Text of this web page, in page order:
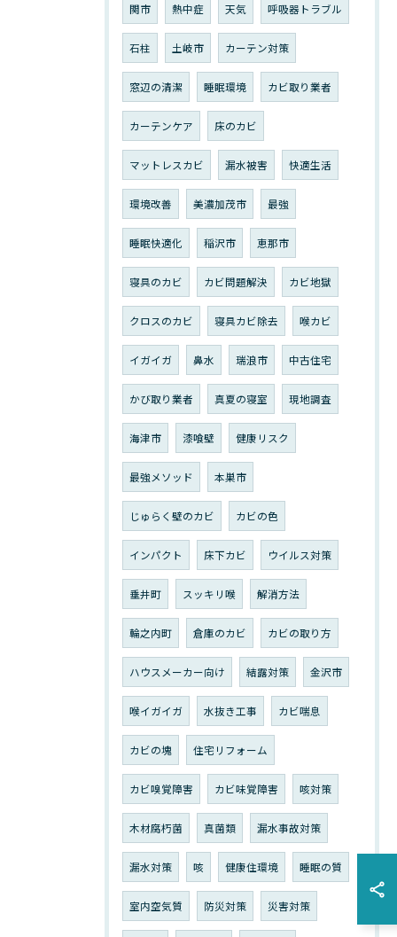
関市 熱中症 天気 呼吸器トラブル
石柱 土岐市 カーテン対策
窓辺の清潔 睡眠環境 カビ取り業者
カーテンケア 床のカビ
マットレスカビ 漏水被害 快適生活
環境改善 美濃加茂市 最強
睡眠快適化 稲沢市 恵那市
寝具のカビ カビ問題解決 カビ地獄
クロスのカビ 寝具カビ除去 喉カビ
イガイガ 鼻水 瑞浪市 中古住宅
かび取り業者 真夏の寝室 現地調査
海津市 漆喰壁 健康リスク
最強メソッド 本巣市
じゅらく壁のカビ カビの色
インパクト 床下カビ ウイルス対策
垂井町 スッキリ喉 解消方法
輪之内町 倉庫のカビ カビの取り方
ハウスメーカー向け 結露対策 金沢市
喉イガイガ 水抜き工事 カビ喘息
カビの塊 住宅リフォーム
カビ嗅覚障害 カビ味覚障害 咳対策
木材腐朽菌 真菌類 漏水事故対策
漏水対策 咳 健康住環境 睡眠の質
室内空気質 防災対策 災害対策